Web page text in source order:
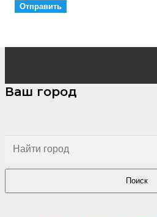
Ваш город
Поиск